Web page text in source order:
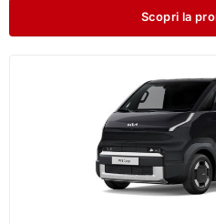
Scopri la